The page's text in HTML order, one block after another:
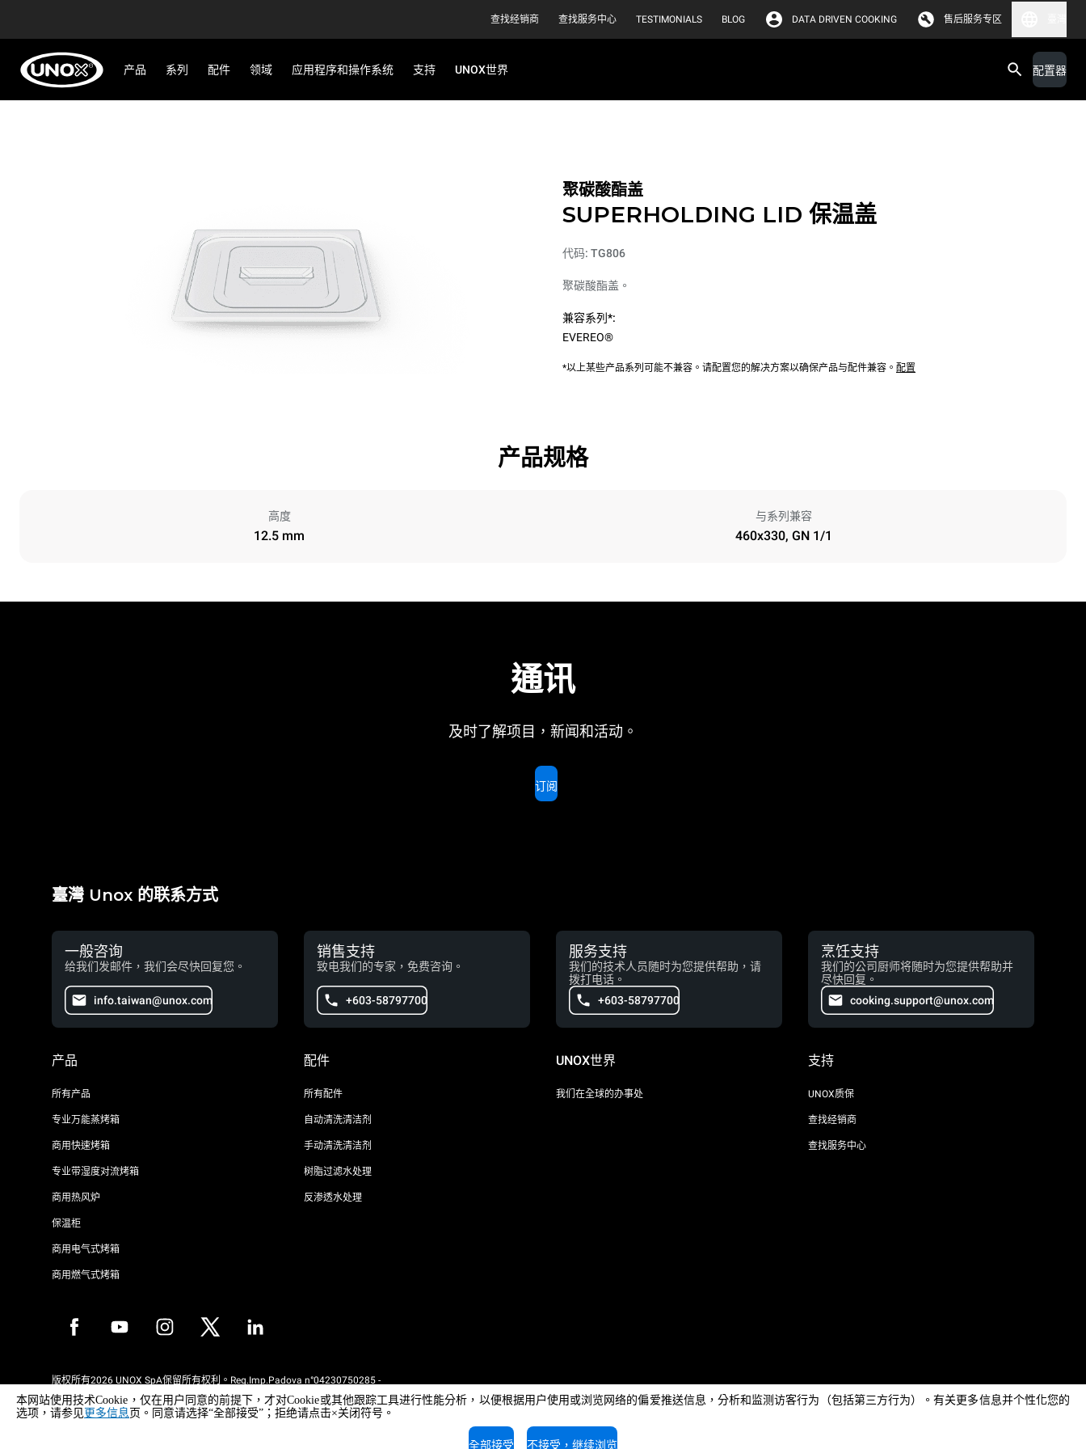
查找经销商 查找服务中心 TESTIMONIALS BLOG DATA DRIVEN COOKING 售后服务专区
产品 系列 配件 领域 应用程序和操作系统 支持 UNOX世界 配置器
聚碳酸酯盖
SUPERHOLDING LID 保温盖
代码: TG806
聚碳酸酯盖。
兼容系列*:
EVEREO®
*以上某些产品系列可能不兼容。请配置您的解决方案以确保产品与配件兼容。 配置
产品规格
高度
12.5 mm
与系列兼容
460x330, GN 1/1
通讯
及时了解项目，新闻和活动。
订阅
臺灣 Unox 的联系方式
一般咨询
给我们发邮件，我们会尽快回复您。
info.taiwan@unox.com
销售支持
致电我们的专家，免费咨询。
+603-58797700
服务支持
我们的技术人员随时为您提供帮助，请
拨打电话。
+603-58797700
烹饪支持
我们的公司厨师将随时为您提供帮助并
尽快回复。
cooking.support@unox.com
产品
所有产品
专业万能蒸烤箱
商用快速烤箱
专业带湿度对流烤箱
商用热风炉
保温柜
商用电气式烤箱
商用燃气式烤箱
配件
所有配件
自动清洗清洁剂
手动清洗清洁剂
树脂过滤水处理
反渗透水处理
UNOX世界
我们在全球的办事处
支持
UNOX质保
查找经销商
查找服务中心
版权所有2026 UNOX SpA保留所有权利。Reg.Imp.Padova n°04230750285 -
WEEE Reg. No. IT08020000000377
本网站使用技术Cookie，仅在用户同意的前提下，才对Cookie或其他跟踪工具进行性能分析，以便根据用户使用或浏览网络的偏爱推送信息，分析和监测访客行为（包括第三方行为）。有关更多信息并个性化您的
选项，请参见更多信息 页。同意请选择“全部接受”；拒绝请点击×关闭符号。
全部接受 不接受，继续浏览